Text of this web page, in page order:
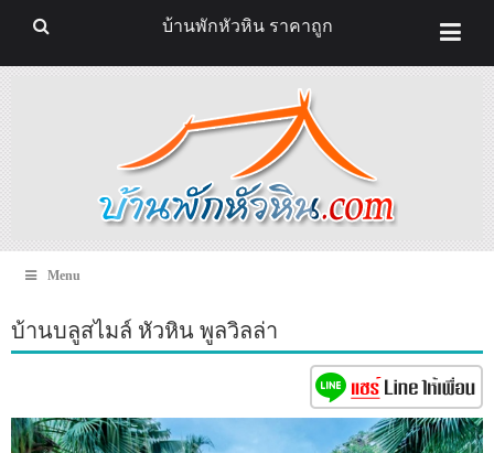
Menu
บ้านบลูสไมล์ หัวหิน พูลวิลล่า
บ้านพักหัวหิน ราคาถูก